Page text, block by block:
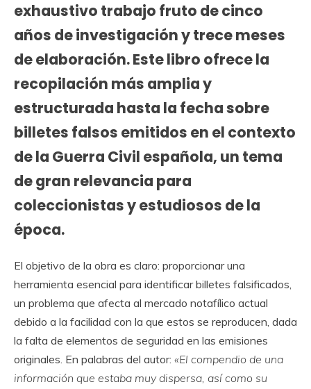
exhaustivo trabajo fruto de cinco
años de investigación y trece meses
de elaboración. Este libro ofrece la
recopilación más amplia y
estructurada hasta la fecha sobre
billetes falsos emitidos en el contexto
de la Guerra Civil española, un tema
de gran relevancia para
coleccionistas y estudiosos de la
época.
El objetivo de la obra es claro: proporcionar una
herramienta esencial para identificar billetes falsificados,
un problema que afecta al mercado notafílico actual
debido a la facilidad con la que estos se reproducen, dada
la falta de elementos de seguridad en las emisiones
originales. En palabras del autor: «El compendio de una
información que estaba muy dispersa, así como su